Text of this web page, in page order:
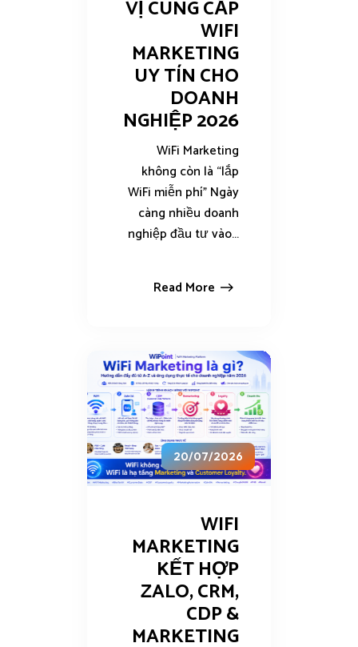
VỊ CUNG CẤP
WIFI
MARKETING
UY TÍN CHO
DOANH
NGHIỆP 2026
WiFi Marketing
không còn là “lắp
WiFi miễn phí” Ngày
càng nhiều doanh
nghiệp đầu tư vào...
Read More
20/07/2026
WIFI
MARKETING
KẾT HỢP
ZALO, CRM,
CDP &
MARKETING